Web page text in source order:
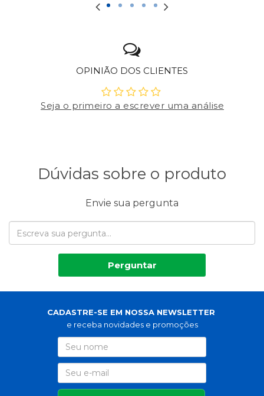
OPINIÃO DOS CLIENTES
Seja o primeiro a escrever uma análise
Dúvidas sobre o produto
Envie sua pergunta
Perguntar
CADASTRE-SE EM NOSSA NEWSLETTER
e receba novidades e promoções